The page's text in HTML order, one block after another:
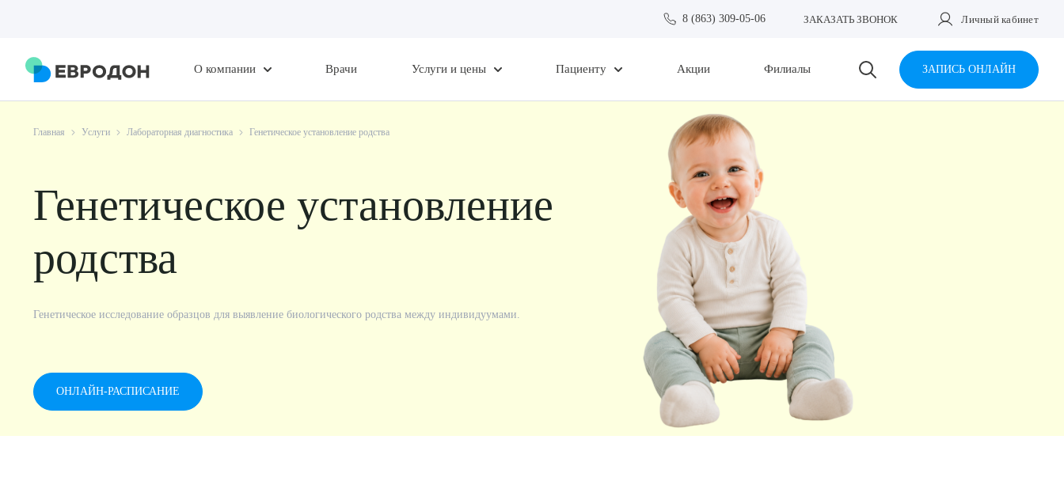
8 (863) 309-05-06 ЗАКАЗАТЬ ЗВОНОК Личный кабинет
О компании Врачи Услуги и цены Пациенту Акции Филиалы ЗАПИСЬ ОНЛАЙН
Главная Услуги Лабораторная диагностика Генетическое установление родства
Генетическое установление
родства
Генетическое исследование образцов для выявление биологического родства между индивидуумами.
ОНЛАЙН-РАСПИСАНИЕ